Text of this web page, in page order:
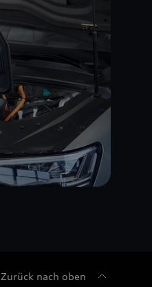
Zurück nach oben